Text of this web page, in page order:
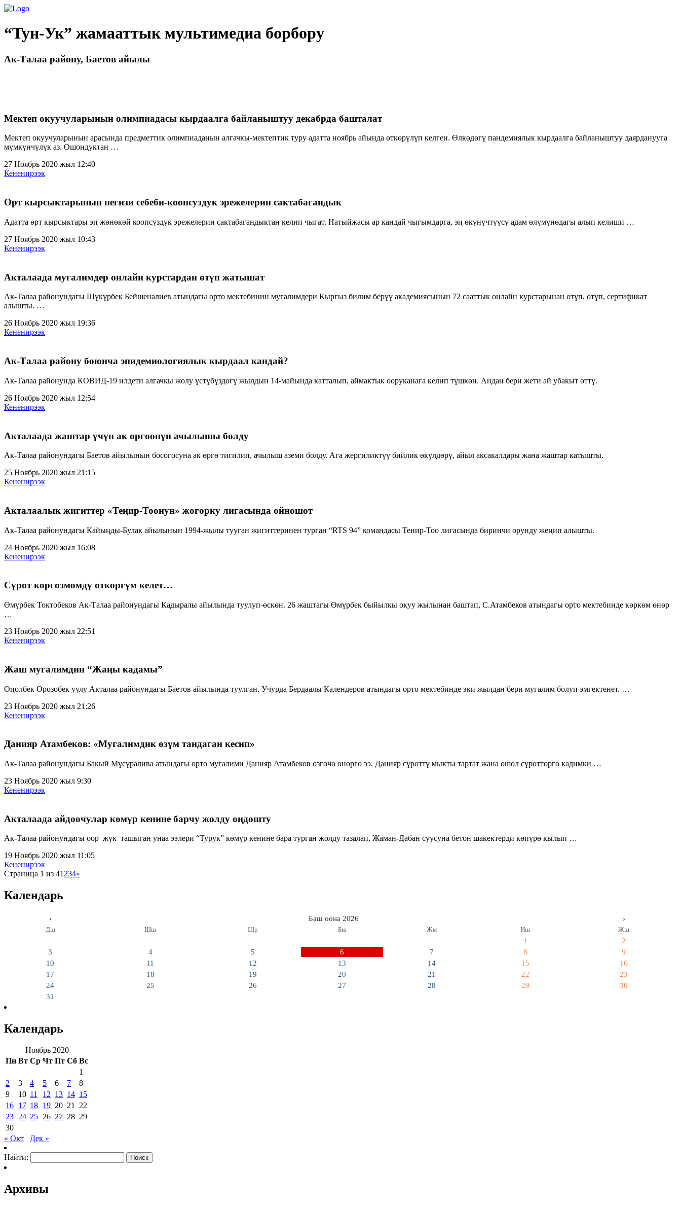
“Тун-Ук” жамааттык мультимедиа борбору
Ак-Талаа району, Баетов айылы
Мектеп окуучуларынын олимпиадасы кырдаалга байланыштуу декабрда башталат
Мектеп окуучуларынын арасында предметтик олимпиаданын алгачкы-мектептик туру адатта ноябрь айында өткөрүлүп келген. Өлкөдөгү пандемиялык кырдаалга байланыштуу даярданууга
мүмкүнчүлүк аз. Ошондуктан …
27 Ноябрь 2020 жыл 12:40
Кененирээк
Өрт кырсыктарынын негизи себеби-коопсуздук эрежелерин сактабагандык
Адатта өрт кырсыктары эң жөнөкөй коопсуздук эрежелерин сактабагандыктан келип чыгат. Натыйжасы ар кандай чыгымдарга, эң өкүнүчтүүсү адам өлүмүнөдагы алып келиши …
27 Ноябрь 2020 жыл 10:43
Кененирээк
Акталаада мугалимдер онлайн курстардан өтүп жатышат
Ак-Талаа районундагы Шүкүрбек Бейшеналиев атындагы орто мектебинин мугалимдери Кыргыз билим берүү академиясынын 72 сааттык онлайн курстарынан өтүп, өтүп, сертификат
алышты. …
26 Ноябрь 2020 жыл 19:36
Кененирээк
Ак-Талаа району боюнча эпидемиологиялык кырдаал кандай?
Ак-Талаа районунда КОВИД-19 илдети алгачкы жолу үстүбүздөгү жылдын 14-майында катталып, аймактык ооруканага келип түшкөн. Андан бери жети ай убакыт өттү.
26 Ноябрь 2020 жыл 12:54
Кененирээк
Акталаада жаштар үчүн ак өргөөнүн ачылышы болду
Ак-Талаа районундагы Баетов айылынын босогосуна ак өргө тигилип, ачылыш аземи болду. Ага жергиликтүү бийлик өкүлдөрү, айыл аксакалдары жана жаштар катышты.
25 Ноябрь 2020 жыл 21:15
Кененирээк
Акталаалык жигиттер «Теңир-Тоонун» жогорку лигасында ойношот
Ак-Талаа районундагы Кайыңды-Булак айылынын 1994-жылы тууган жигиттеринен турган “RTS 94” командасы Тенир-Тоо лигасында биринчи орунду жеңип алышты.
24 Ноябрь 2020 жыл 16:08
Кененирээк
Сүрөт көргөзмөмдү өткөргүм келет…
Өмүрбек Токтобеков Ак-Талаа районундагы Кадыралы айылында туулуп-өскөн. 26 жаштагы Өмүрбек быйылкы окуу жылынан баштап, С.Атамбеков атындагы орто мектебинде көркөм өнөр
…
23 Ноябрь 2020 жыл 22:51
Кененирээк
Жаш мугалимдин “Жаңы кадамы”
Оңолбек Орозобек уулу Акталаа районундагы Баетов айылында туулган. Учурда Бердаалы Календеров атындагы орто мектебинде эки жылдан бери мугалим болуп эмгектенет. …
23 Ноябрь 2020 жыл 21:26
Кененирээк
Данияр Атамбеков: «Мугалимдик өзүм тандаган кесип»
Ак-Талаа районундагы Бакый Мүсүралива атындагы орто мугалими Данияр Атамбеков өзгөчө өнөргө ээ. Данияр сүрөттү мыкты тартат жана ошол сүрөттөргө кадимки …
23 Ноябрь 2020 жыл 9:30
Кененирээк
Акталаада айдоочулар көмүр кенине барчу жолду оңдошту
Ак-Талаа районундагы оор жүк ташыган унаа ээлери “Турук” көмүр кенине бара турган жолду тазалап, Жаман-Дабан суусуна бетон шакектерди көпүрө кылып …
19 Ноябрь 2020 жыл 11:05
Кененирээк
Страница 1 из 41234»
Календарь
‹ Баш оона 2026 ›
Дш Шш Шр Бш Жм Иш Жш
1
2
3
4 5 6 7 8
9
10
11 12 13 14 15
16
17
18 19 20 21 22
23
24
25 26 27 28 29
30
31
Календарь
Ноябрь 2020
Пн Вт Ср Чт Пт Сб Вс
1
2
3 4 5 6 7
8
9
10 11 12 13 14 15
16 17 18 19 20 21
22
23 24 25 26 27 28 29
30
« Окт
Дек »
Найти:
Архивы